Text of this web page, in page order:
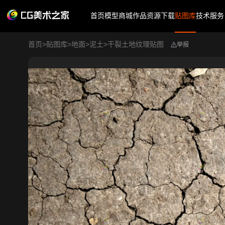
首页模型商城作品资源下载贴图库技术服务
首页>贴图库>地面>泥土>干裂土地纹理贴图 举报